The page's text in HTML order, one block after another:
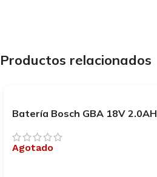
Productos relacionados
Batería Bosch GBA 18V 2.0AH
Agotado